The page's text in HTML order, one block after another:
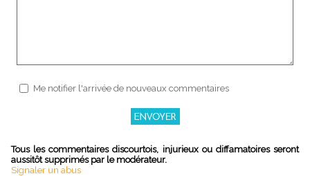
Me notifier l'arrivée de nouveaux commentaires
Tous les commentaires discourtois, injurieux ou diffamatoires seront
aussitôt supprimés par le modérateur.
Signaler un abus